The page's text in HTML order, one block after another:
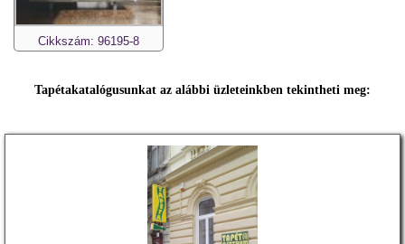
Cikkszám: 96195-8
Tapétakatalógusunkat az alábbi üzleteinkben tekintheti meg: